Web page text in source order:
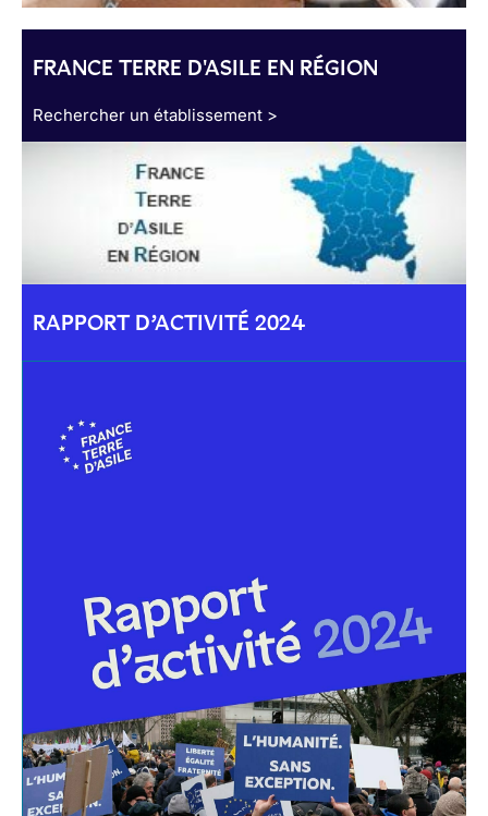
FRANCE TERRE D'ASILE EN RÉGION
Rechercher un établissement >
RAPPORT D’ACTIVITÉ 2024